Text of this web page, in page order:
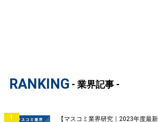
RANKING - 業界記事 -
1
【マスコミ業界研究｜2023年度最